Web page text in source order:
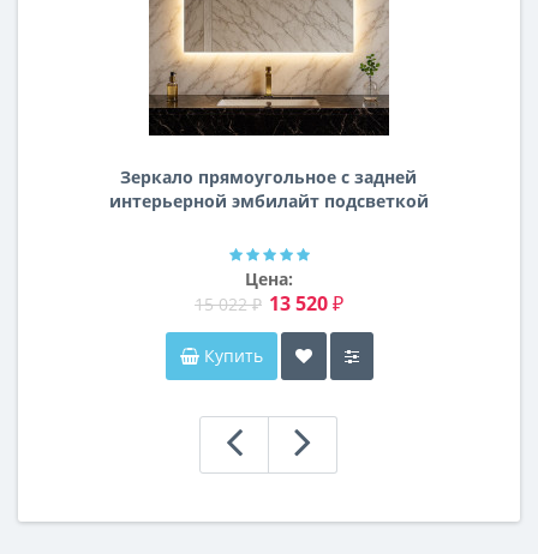
Зеркало прямоугольное с задней
интерьерной эмбилайт подсветкой
Цена:
15 022 ₽ 13 520 ₽
Купить